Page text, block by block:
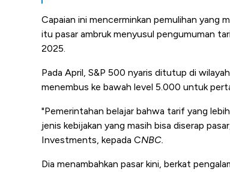
Capaian ini mencerminkan pemulihan yang
itu pasar ambruk menyusul pengumuman
2025.
Pada April, S&P 500 nyaris ditutup di
menembus ke bawah level 5.000 untuk
"Pemerintahan belajar bahwa tarif yang
jenis kebijakan yang masih bisa diserap
Investments, kepada CNBC.
Dia menambahkan pasar kini, berkat